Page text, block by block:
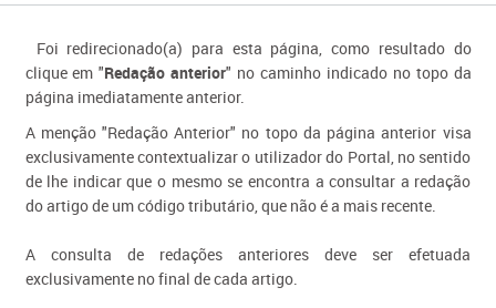
Foi redirecionado(a) para esta página, como resultado do
clique em "Redação anterior" no caminho indicado no topo da
página imediatamente anterior.
A menção "Redação Anterior" no topo da página anterior visa
exclusivamente contextualizar o utilizador do Portal, no sentido
de lhe indicar que o mesmo se encontra a consultar a redação
do artigo de um código tributário, que não é a mais recente.
A consulta de redações anteriores deve ser efetuada
exclusivamente no final de cada artigo.